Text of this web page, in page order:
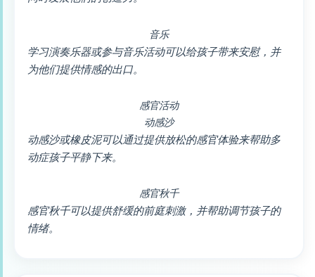
音乐
学习演奏乐器或参与音乐活动可以给孩子带来安慰，并
为他们提供情感的出口。
感官活动
动感沙
动感沙或橡皮泥可以通过提供放松的感官体验来帮助多
动症孩子平静下来。
感官秋千
感官秋千可以提供舒缓的前庭刺激，并帮助调节孩子的
情绪。